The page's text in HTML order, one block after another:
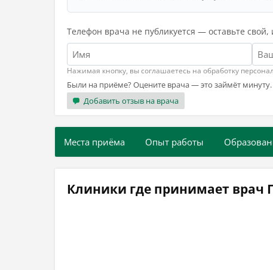
Телефон врача не публикуется — оставьте
Нажимая кнопку, вы соглашаетесь на обработку
Были на приёме? Оцените врача — это займёт минуту.
Добавить отзыв на врача
Места приёма Опыт работы
Клиники где принимает врач